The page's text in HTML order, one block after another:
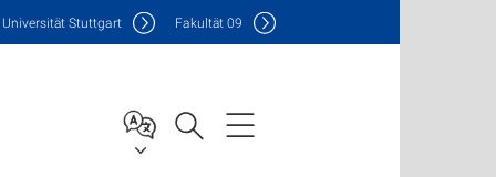
Universität Stuttgart Fakultät09